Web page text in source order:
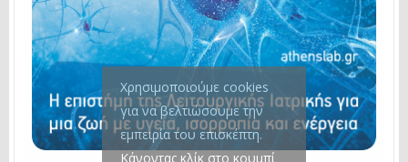
Χρησιμοποιούμε cookies
για να βελτιώσουμε την
εμπειρία του επισκέπτη.
Κάνοντας κλίκ στο κουμπί